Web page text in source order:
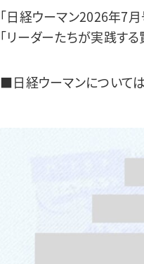
「日経ウーマン2026年7
「リーダーたちが実践す
■日経ウーマンについては